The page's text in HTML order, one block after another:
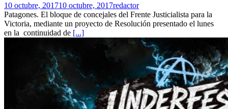
10 octubre, 201710 octubre, 2017redactor
Patagones. El bloque de concejales del Frente Justicialista para la
Victoria, mediante un proyecto de Resolución presentado el lunes
en la continuidad de [...]